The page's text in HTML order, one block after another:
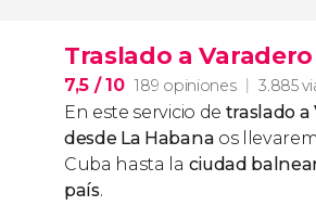
Traslado a Varadero
7,5 / 10 189 opiniones 3.885
En este servicio de traslado a
desde La Habana os
Cuba hasta la ciudad
país.